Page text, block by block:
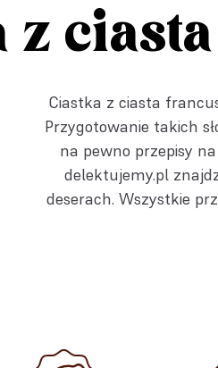
z
Ciastka z ciasta
Przygotowanie takich
na pewno przepisy
delektujemy.pl
deserach. Wszystkie